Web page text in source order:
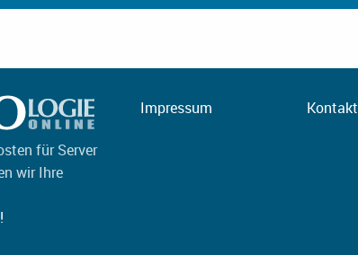
für Server
wir Ihre
Impressum Kontakt